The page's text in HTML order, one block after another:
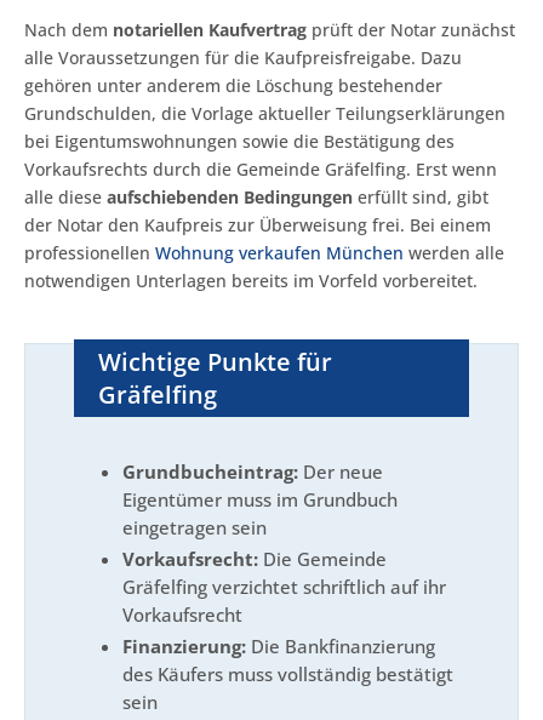
Nach dem notariellen Kaufvertrag prüft der Notar zunächst
alle Voraussetzungen für die Kaufpreisfreigabe. Dazu
gehören unter anderem die Löschung bestehender
Grundschulden, die Vorlage aktueller Teilungserklärungen
bei Eigentumswohnungen sowie die Bestätigung des
Vorkaufsrechts durch die Gemeinde Gräfelfing. Erst wenn
alle diese aufschiebenden Bedingungen erfüllt sind, gibt
der Notar den Kaufpreis zur Überweisung frei. Bei einem
professionellen Wohnung verkaufen München werden alle
notwendigen Unterlagen bereits im Vorfeld vorbereitet.
Wichtige Punkte für
Gräfelfing
Grundbucheintrag: Der neue
Eigentümer muss im Grundbuch
eingetragen sein
Vorkaufsrecht: Die Gemeinde
Gräfelfing verzichtet schriftlich auf ihr
Vorkaufsrecht
Finanzierung: Die Bankfinanzierung
des Käufers muss vollständig bestätigt
sein